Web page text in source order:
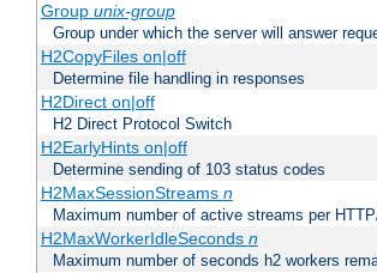
Group unix-group
Group under which the server will answer
H2CopyFiles on|off
Determine file handling in responses
H2Direct on|off
H2 Direct Protocol Switch
H2EarlyHints on|off
Determine sending of 103 status codes
H2MaxSessionStreams n
Maximum number of active streams per
H2MaxWorkerIdleSeconds n
Maximum number of seconds h2 workers